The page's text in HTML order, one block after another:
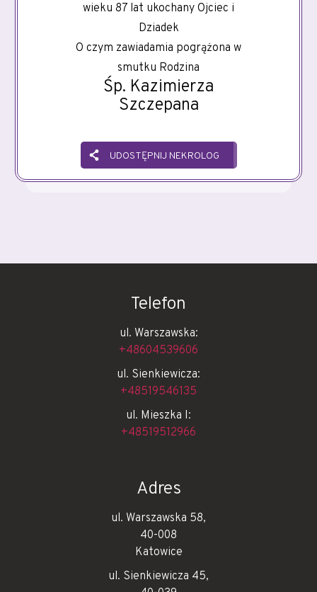
wieku 87 lat ukochany Ojciec i
Dziadek
O czym zawiadamia pogrążona w
smutku Rodzina
Śp. Kazimierza
Szczepana
UDOSTĘPNIJ NEKROLOG
Telefon
ul. Warszawska:
+48604539606
ul. Sienkiewicza:
+48519546135
ul. Mieszka I:
+48519512966
Adres
ul. Warszawska 58,
40-008
Katowice
ul. Sienkiewicza 45,